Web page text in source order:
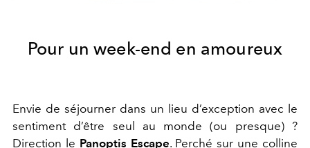
Pour un week-end en amoureux
Envie de séjourner dans un lieu d’exception avec le
sentiment d’être seul au monde (ou presque) ?
Direction le Panoptis Escape. Perché sur une colline